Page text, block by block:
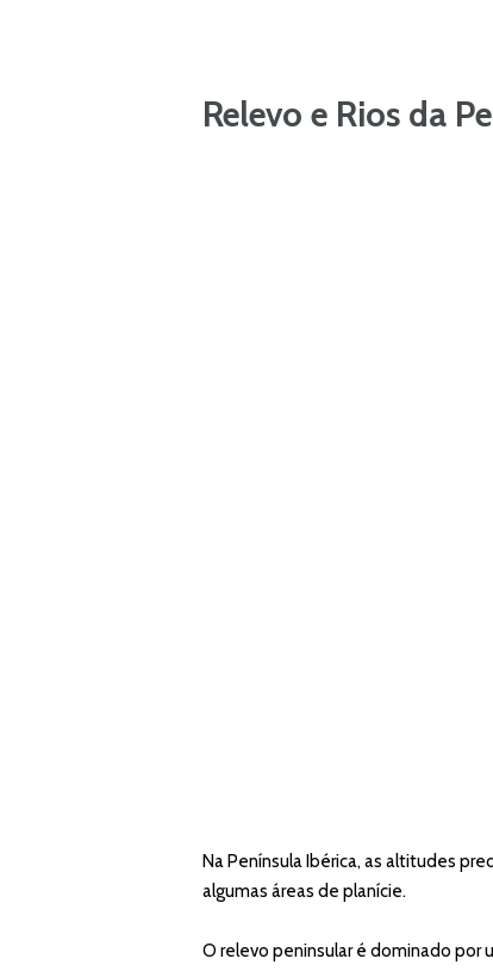
Relevo e Rios da
Na Península Ibérica, as altitudes
algumas áreas de planície.
O relevo peninsular é dominado por